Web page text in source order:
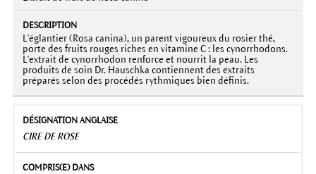
L'églantier (Rosa canina), un parent vigoureux du rosier thé,
porte des fruits rouges riches en vitamine C : les cynorrhodons.
L'extrait de cynorrhodon renforce et nourrit la peau. Les
produits de soin Dr. Hauschka contiennent des extraits
préparés selon des procédés rythmiques bien définis.
CIRE DE ROSE